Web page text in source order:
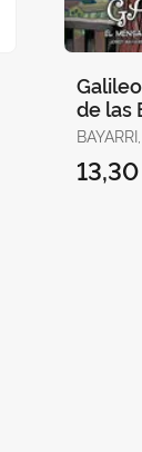
de las